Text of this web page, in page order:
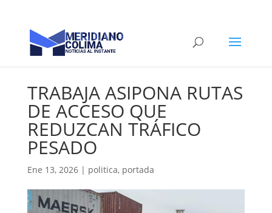
TRABAJA ASIPONA RUTAS
DE ACCESO QUE
REDUZCAN TRÁFICO
PESADO
Ene 13, 2026| politica, portada